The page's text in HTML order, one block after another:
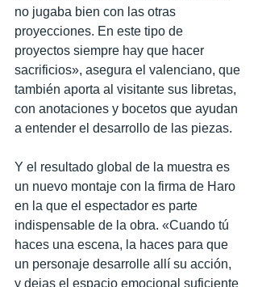
no jugaba bien con las otras
proyecciones. En este tipo de
proyectos siempre hay que hacer
sacrificios», asegura el valenciano, que
también aporta al visitante sus libretas,
con anotaciones y bocetos que ayudan
a entender el desarrollo de las piezas.
Y el resultado global de la muestra es
un nuevo montaje con la firma de Haro
en la que el espectador es parte
indispensable de la obra. «Cuando tú
haces una escena, la haces para que
un personaje desarrolle allí su acción,
y dejas el espacio emocional suficiente